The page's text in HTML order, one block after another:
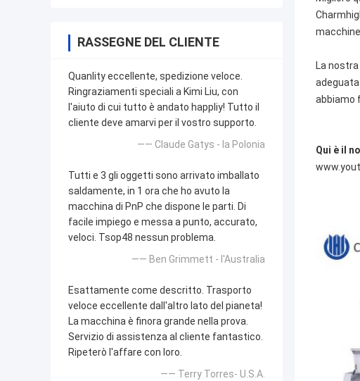
RASSEGNE DEL CLIENTE
Quanlity eccellente, spedizione veloce.
Ringraziamenti speciali a Kimi Liu, con
l'aiuto di cui tutto è andato happliy! Tutto il
cliente deve amarvi per il vostro supporto.
—— Claude Gatys - la Polonia
Tutti e 3 gli oggetti sono arrivato imballato
saldamente, in 1 ora che ho avuto la
macchina di PnP che dispone le parti. Di
facile impiego e messa a punto, accurato,
veloci. Tsop48 nessun problema.
—— Ben Grimmett - l'Australia
Esattamente come descritto. Trasporto
veloce eccellente dall'altro lato del pianeta!
La macchina è finora grande nella prova.
Servizio di assistenza al cliente fantastico.
Ripeterò l'affare con loro.
—— Terry Torres- U.S.A.
La
abbiamo
Qui è il